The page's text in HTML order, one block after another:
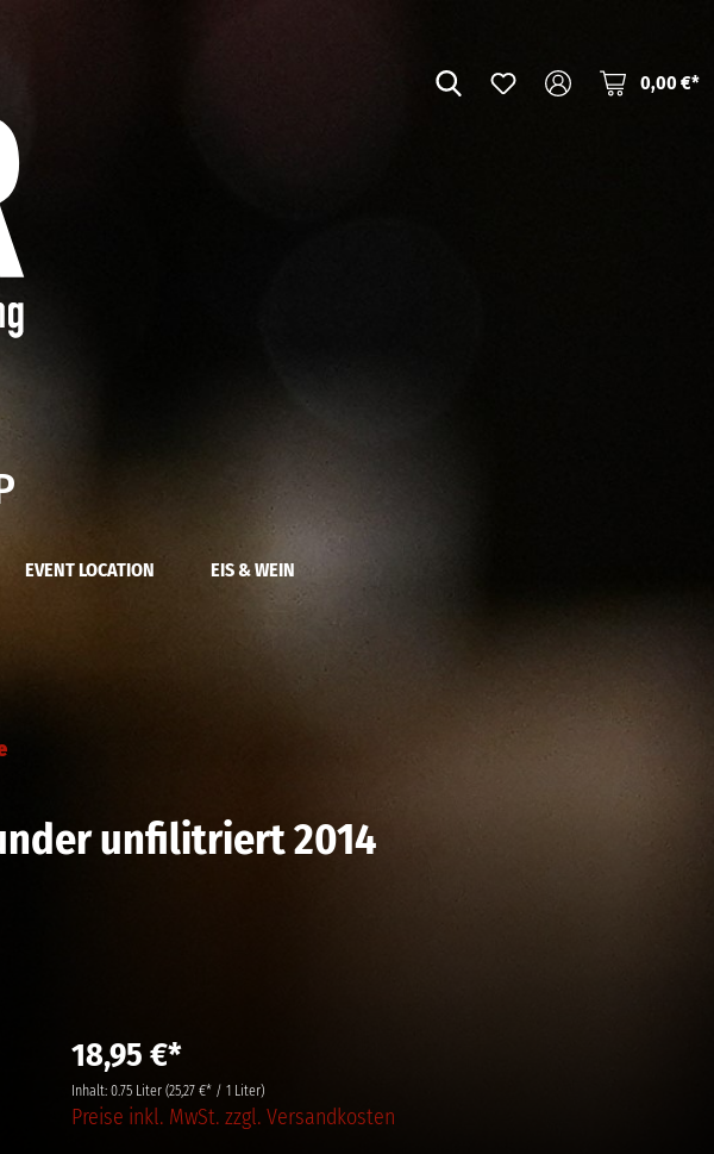
0,00 €*
EVENT LOCATION EIS & WEIN
unfilitriert 2014
18,95 €*
Inhalt: 0.75 Liter (25,27 €* / 1 Liter)
Preise inkl. MwSt. zzgl. Versandkosten